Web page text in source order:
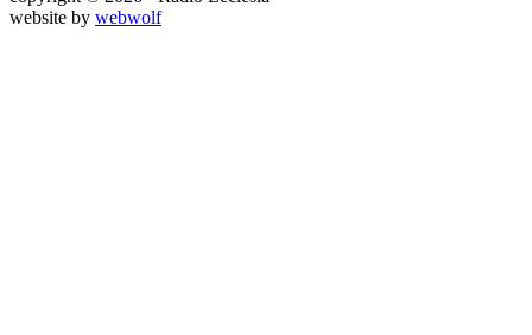
website by webwolf